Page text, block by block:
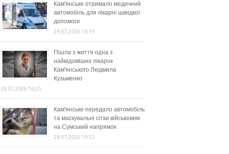
Кам’янське отримало медичний
автомобіль для лікарні швидкої
допомоги
29.07.2026 19:19
Пішла з життя одна з
найвідоміших лікарок
Кам’янського Людмила
Кузьменко
29.07.2026 16:25
Кам’янське передало автомобіль
та маскувальні сітки військовим
на Сумський напрямок
28.07.2026 19:12